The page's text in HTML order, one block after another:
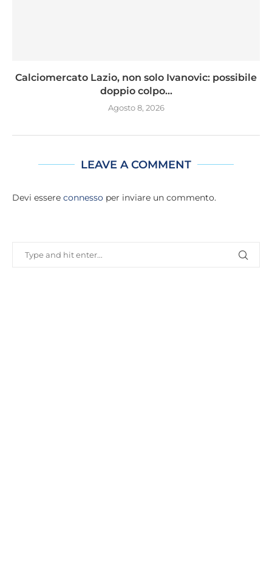
Calciomercato Lazio, non solo Ivanovic: possibile
doppio colpo...
Agosto 8, 2026
LEAVE A COMMENT
Devi essere connesso per inviare un commento.